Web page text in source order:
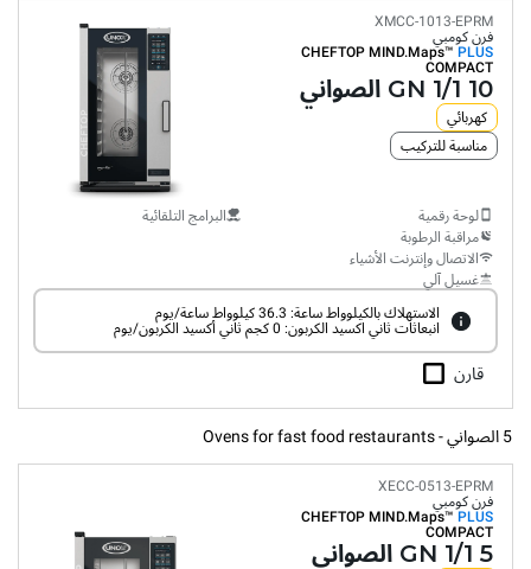
XMCC-1013-EPRM
فرن كومبي
CHEFTOP MIND.Maps™ PLUS
COMPACT
10 GN 1/1 الصواني
كهربائي
مناسبة للتركيب
لوحة رقمية
مراقبة الرطوبة
الاتصال وإنترنت الأشياء
غسيل آلي
البرامج التلقائية
الاستهلاك بالكيلوواط ساعة: 36.3 كيلوواط ساعة/يوم
انبعاثات ثاني اكسيد الكربون: 0 كجم ثاني أكسيد الكربون/يوم
قارن
5 الصواني - Ovens for fast food restaurants
XECC-0513-EPRM
فرن كومبي
CHEFTOP MIND.Maps™ PLUS
COMPACT
5 GN 1/1 الصواني